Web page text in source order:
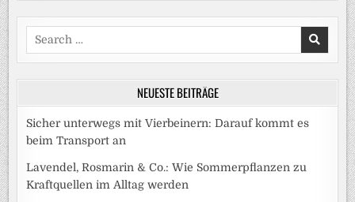
Search
for:
NEUESTE BEITRÄGE
Sicher unterwegs mit Vierbeinern: Darauf kommt es
beim Transport an
Lavendel, Rosmarin & Co.: Wie Sommerpflanzen zu
Kraftquellen im Alltag werden